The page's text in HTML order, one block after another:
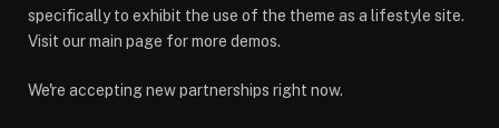
specifically to exhibit the use of the theme as a lifestyle site.
Visit our main page for more demos.
We're accepting new partnerships right now.